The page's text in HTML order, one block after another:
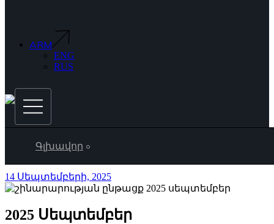
ARM
ENG
RUS
Գլխավոր
14 Սեպտեմբերի, 2025
2025 Սեպտեմբեր